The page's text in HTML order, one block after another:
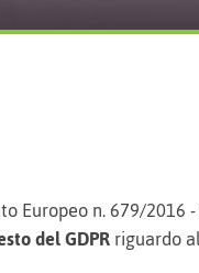
Europeo n. 679/2016
del GDPRriguardo